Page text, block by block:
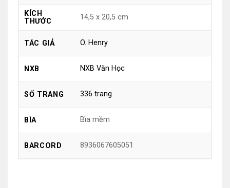
KÍCH
THƯỚC
14,5 x 20,5 cm
TÁC GIẢ O. Henry
NXB NXB Văn Học
SỐ TRANG 336 trang
BÌA Bìa mềm
BARCORD 8936067605051